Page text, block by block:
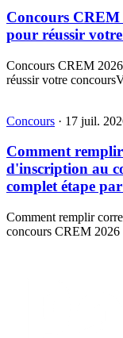
Concours CREM
pour réussir
Concours CREM
réussir votre
Concours · 17 juil.
Comment
d'inscription au
complet étape
Comment remplir
concours CREM 2026